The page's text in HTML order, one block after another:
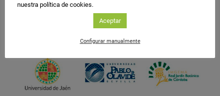
nuestra política de cookies.
Aceptar
Configurar manualmente